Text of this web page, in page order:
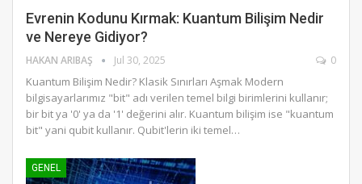
Evrenin Kodunu Kırmak: Kuantum Bilişim Nedir
ve Nereye Gidiyor?
HAKAN ARIBAŞ Jul 30, 2025 0
Kuantum Bilişim Nedir? Klasik Sınırları Aşmak Modern
bilgisayarlarımız "bit" adı verilen temel bilgi birimlerini kullanır;
bir bit ya '0' ya da '1' değerini alır. Kuantum bilişim ise "kuantum
bit" yani qubit kullanır. Qubit'lerin iki temel…
GENEL